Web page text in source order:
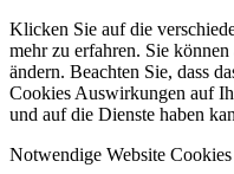
Klicken Sie auf die
mehr zu erfahren. Sie
ändern. Beachten Sie, dass
Cookies Auswirkungen auf
und auf die Dienste haben
Notwendige Website Cookies